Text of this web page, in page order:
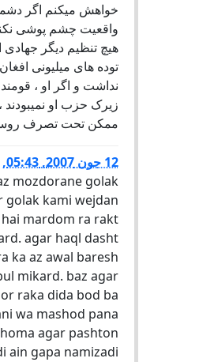
خواهش میکنم اگر
واقعیت چشم پوشی
هیچ تنظیم دیگر
توده های میلیونی
نداشت و اگر او ،
زیرک حزب او نمیبودند
ممکن تحت تصرف
12 جون 2007, 05:43 ,
mozdorane golak
golak kami wejdan
mardom ra rakt
agar haql dasht
ka az awal baresh
mikard. baz agar
raka dida bod ba
wa mashod pana
agar pashton
ain gapa namizadi